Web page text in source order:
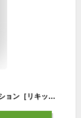
【公式】 アルマード ラ ディーナ リッチファンデーション［リキッド］30g SPF50+ PA++++ 美容液ファンデ ベースメイク 化粧品 コスメ 美肌 毛穴 下地 目元 クマ 保湿 エイジングケア ヒアルロン酸 コラーゲン 日焼け止め ノンケミカル 30代 40代 50代 60代